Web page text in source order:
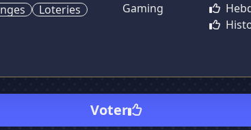
Loteries Gaming
Voter